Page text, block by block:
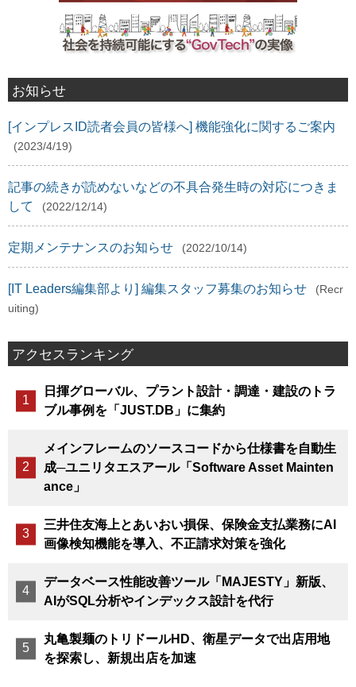
お知らせ
[インプレスID読者会員の皆様へ] 機能強化に関するご案内
(2023/4/19)
記事の続きが読めないなどの不具合発生時の対応につきま
して
(2022/12/14)
定期メンテナンスのお知らせ (2022/10/14)
[IT Leaders編集部より] 編集スタッフ募集のお知らせ
(Recr
uiting)
アクセスランキング
日揮グローバル、プラント設計・調達・建設のトラ
ブル事例を「JUST.DB」に集約
メインフレームのソースコードから仕様書を自動生
成─ユニリタエスアール「Software Asset Mainten
ance」
三井住友海上とあいおい損保、保険金支払業務にAI
画像検知機能を導入、不正請求対策を強化
データベース性能改善ツール「MAJESTY」新版、
AIがSQL分析やインデックス設計を代行
丸亀製麺のトリドールHD、衛星データで出店用地
を探索し、新規出店を加速